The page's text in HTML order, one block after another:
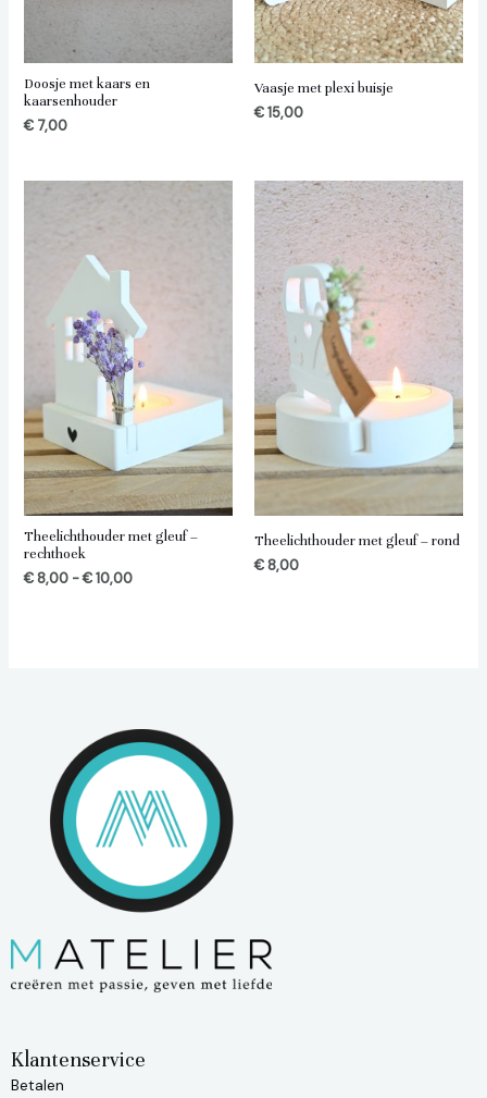
Doosje met kaars en
kaarsenhouder
€7,00
Vaasje met plexi buisje
€15,00
Theelichthouder met gleuf –
rechthoek
€8,00 -€10,00
Theelichthouder met gleuf – rond
€8,00
Klantenservice
Betalen